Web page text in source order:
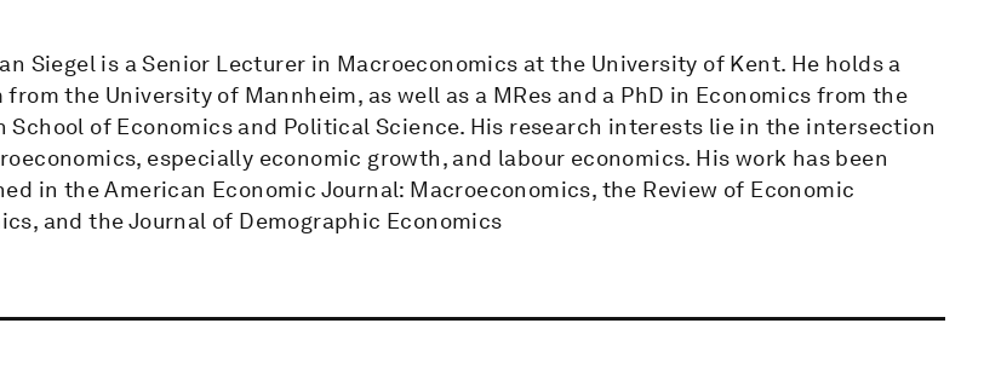
Siegel is a Senior Lecturer in Macroeconomics at the University of Kent. He holds a
from the University of Mannheim, as well as a MRes and a PhD in Economics from the
School of Economics and Political Science. His research interests lie in the intersection
especially economic growth, and labour economics. His work has been
in the American Economic Journal: Macroeconomics, the Review of Economic
and the Journal of Demographic Economics